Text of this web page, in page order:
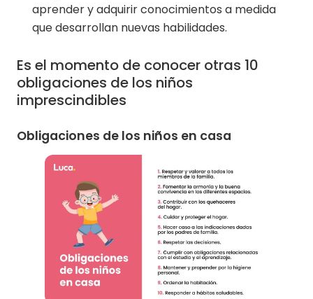
aprender y adquirir conocimientos a medida
que desarrollan nuevas habilidades.
Es el momento de conocer otras 10
obligaciones de los niños
imprescindibles
Obligaciones de los niños en casa